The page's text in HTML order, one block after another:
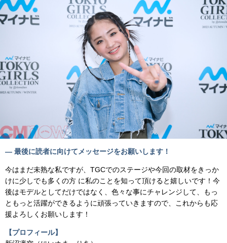
— 最後に読者に向けてメッセージをお願いします！
今はまだ未熟な私ですが、TGCでのステージや今回の取材をきっか
けに少しでも多くの方 に私のことを知って頂けると嬉しいです！今
後はモデルとしてだけではなく、色々な事にチャレンジして、もっ
ともっと活躍ができるように頑張っていきますので、これからも応
援よろしくお願いします！
【プロフィール】